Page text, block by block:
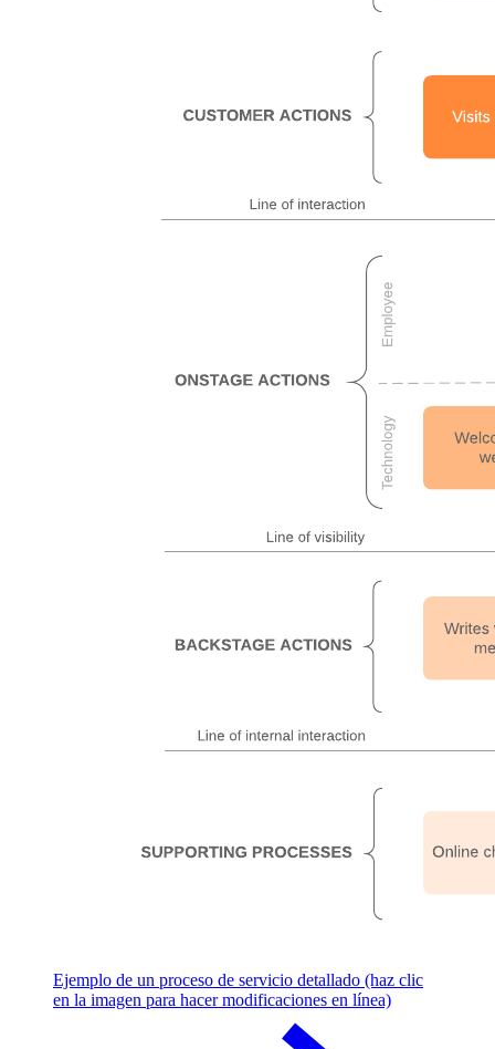
Ejemplo de un proceso de servicio detallado (haz clic
en la imagen para hacer modificaciones en línea)